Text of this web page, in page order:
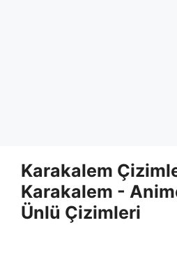
content
Karakalem
Karakalem -
Ünlü Çizimleri